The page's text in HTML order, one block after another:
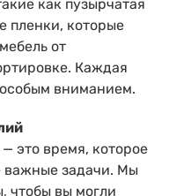
как пузырчатая
пленки, которые
от
Каждая
вниманием.
это время, которое
важные задачи. Мы
чтобы вы могли